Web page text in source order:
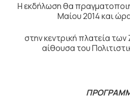
Η εκδήλωση θα
Μαίου 2014 και
στην κεντρική πλατεία
αίθουσα του